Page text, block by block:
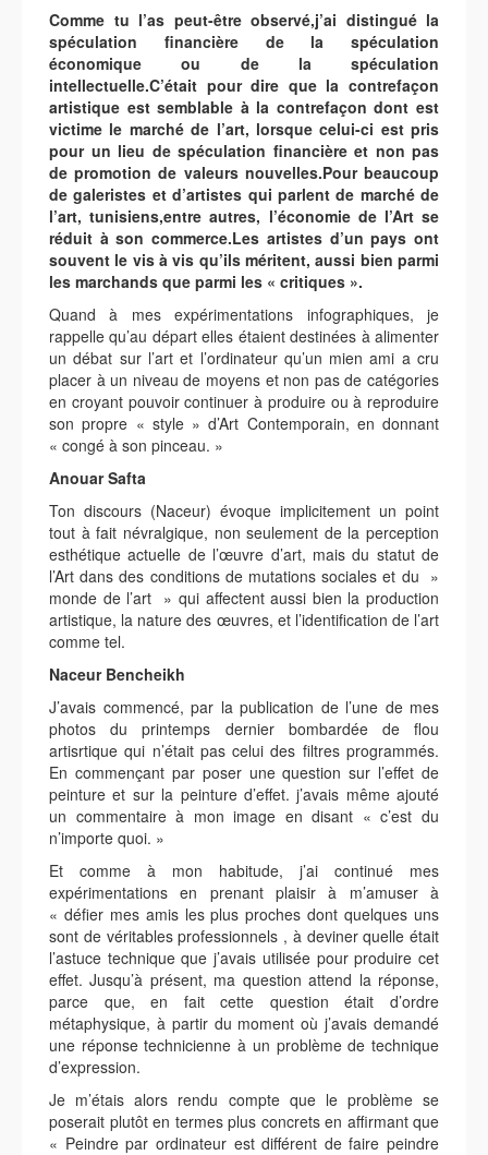
Comme tu l’as peut-être observé,j’ai distingué la
spéculation financière de la spéculation
économique ou de la spéculation
intellectuelle.C’était pour dire que la contrefaçon
artistique est semblable à la contrefaçon dont est
victime le marché de l’art, lorsque celui-ci est pris
pour un lieu de spéculation financière et non pas
de promotion de valeurs nouvelles.Pour beaucoup
de galeristes et d’artistes qui parlent de marché de
l’art, tunisiens,entre autres, l’économie de l’Art se
réduit à son commerce.Les artistes d’un pays ont
souvent le vis à vis qu’ils méritent, aussi bien parmi
les marchands que parmi les « critiques ».
Quand à mes expérimentations infographiques, je
rappelle qu’au départ elles étaient destinées à alimenter
un débat sur l’art et l’ordinateur qu’un mien ami a cru
placer à un niveau de moyens et non pas de catégories
en croyant pouvoir continuer à produire ou à reproduire
son propre « style » d’Art Contemporain, en donnant
« congé à son pinceau. »
Anouar Safta
Ton discours (Naceur) évoque implicitement un point
tout à fait névralgique, non seulement de la perception
esthétique actuelle de l’œuvre d’art, mais du statut de
l’Art dans des conditions de mutations sociales et du »
monde de l’art » qui affectent aussi bien la production
artistique, la nature des œuvres, et l’identification de l’art
comme tel.
Naceur Bencheikh
J’avais commencé, par la publication de l’une de mes
photos du printemps dernier bombardée de flou
artisrtique qui n’était pas celui des filtres programmés.
En commençant par poser une question sur l’effet de
peinture et sur la peinture d’effet. j’avais même ajouté
un commentaire à mon image en disant « c’est du
n’importe quoi. »
Et comme à mon habitude, j’ai continué mes
expérimentations en prenant plaisir à m’amuser à
« défier mes amis les plus proches dont quelques uns
sont de véritables professionnels , à deviner quelle était
l’astuce technique que j’avais utilisée pour produire cet
effet. Jusqu’à présent, ma question attend la réponse,
parce que, en fait cette question était d’ordre
métaphysique, à partir du moment où j’avais demandé
une réponse technicienne à un problème de technique
d’expression.
Je m’étais alors rendu compte que le problème se
poserait plutôt en termes plus concrets en affirmant que
« Peindre par ordinateur est différent de faire peindre